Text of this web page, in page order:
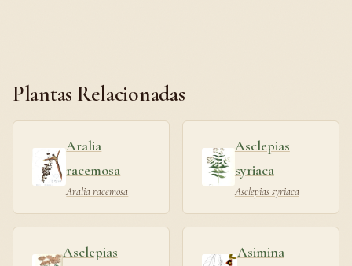
Plantas Relacionadas
Aralia
racemosa
Aralia racemosa
Asclepias
syriaca
Asclepias syriaca
Asclepias
Asimina